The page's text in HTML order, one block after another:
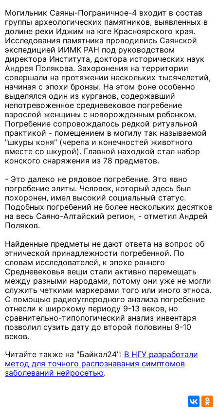
Могильник Саяны-Пограничное-4 входит в состав
группы археологических памятников, выявленных в
долине реки Иджим на юге Красноярского края.
Исследования памятника проводились Саянской
экспедицией ИИМК РАН под руководством
директора Института, доктора исторических наук
Андрея Полякова. Захоронения на территории
совершали на протяжении нескольких тысячелетий,
начиная с эпохи бронзы. На этом фоне особенно
выделялся один из курганов, содержавший
непотревоженное средневековое погребение
взрослой женщины с новорожденным ребенком.
Погребение сопровождалось редкой ритуальной
практикой - помещением в могилу так называемой
"шкуры коня" (черепа и конечностей животного
вместе со шкурой). Главной находкой стал набор
конского снаряжения из 78 предметов.
- Это далеко не рядовое погребение. Это явно
погребение элиты. Человек, который здесь был
похоронен, имел высокий социальный статус.
Подобных погребений не более нескольких десятков
на весь Саяно-Алтайский регион, - отметил Андрей
Поляков.
Найденные предметы не дают ответа на вопрос об
этнической принадлежности погребенной. По
словам исследователей, к эпохе раннего
Средневековья вещи стали активно перемещать
между разными народами, потому они уже не могли
служить четкими маркерами того или иного этноса.
С помощью радиоуглеродного анализа погребение
отнесли к широкому периоду 9-13 веков, но
сравнительно-типологический анализ инвентаря
позволил сузить дату до второй половины 9-10
веков.
Читайте также на "Байкал24": В НГУ разработали
метод для точного распознавания симптомов
заболеваний нейросетью.